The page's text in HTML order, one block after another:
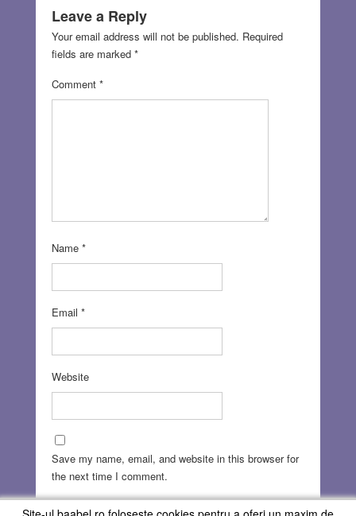
Leave a Reply
Your email address will not be published. Required
fields are marked *
Comment *
Name *
Email *
Website
Save my name, email, and website in this browser for
the next time I comment.